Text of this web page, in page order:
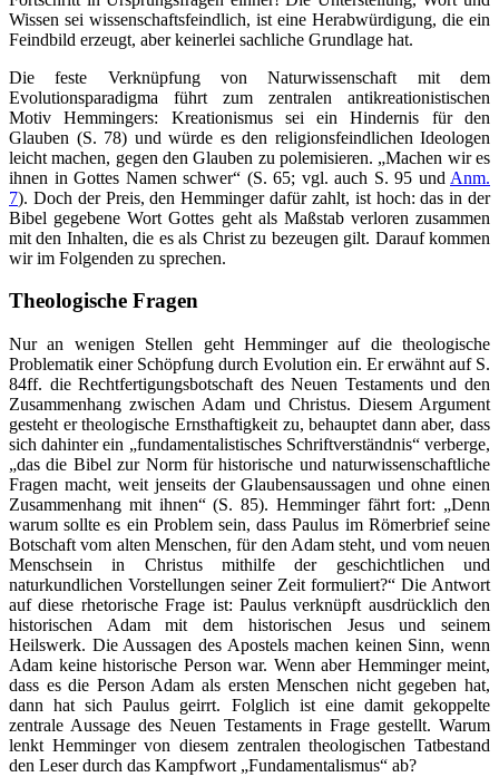
Wissen sei wissenschaftsfeindlich, ist eine Herabwürdigung, die ein
Feindbild erzeugt, aber keinerlei sachliche Grundlage hat.
Die feste Verknüpfung von Naturwissenschaft mit dem
Evolutionsparadigma führt zum zentralen antikreationistischen
Motiv Hemmingers: Kreationismus sei ein Hindernis für den
Glauben (S. 78) und würde es den religionsfeindlichen Ideologen
leicht machen, gegen den Glauben zu polemisieren. „Machen wir es
ihnen in Gottes Namen schwer“ (S. 65; vgl. auch S. 95 und Anm.
7). Doch der Preis, den Hemminger dafür zahlt, ist hoch: das in der
Bibel gegebene Wort Gottes geht als Maßstab verloren zusammen
mit den Inhalten, die es als Christ zu bezeugen gilt. Darauf kommen
wir im Folgenden zu sprechen.
Theologische Fragen
Nur an wenigen Stellen geht Hemminger auf die theologische
Problematik einer Schöpfung durch Evolution ein. Er erwähnt auf S.
84ff. die Rechtfertigungsbotschaft des Neuen Testaments und den
Zusammenhang zwischen Adam und Christus. Diesem Argument
gesteht er theologische Ernsthaftigkeit zu, behauptet dann aber, dass
sich dahinter ein „fundamentalistisches Schriftverständnis“ verberge,
„das die Bibel zur Norm für historische und naturwissenschaftliche
Fragen macht, weit jenseits der Glaubensaussagen und ohne einen
Zusammenhang mit ihnen“ (S. 85). Hemminger fährt fort: „Denn
warum sollte es ein Problem sein, dass Paulus im Römerbrief seine
Botschaft vom alten Menschen, für den Adam steht, und vom neuen
Menschsein in Christus mithilfe der geschichtlichen und
naturkundlichen Vorstellungen seiner Zeit formuliert?“ Die Antwort
auf diese rhetorische Frage ist: Paulus verknüpft ausdrücklich den
historischen Adam mit dem historischen Jesus und seinem
Heilswerk. Die Aussagen des Apostels machen keinen Sinn, wenn
Adam keine historische Person war. Wenn aber Hemminger meint,
dass es die Person Adam als ersten Menschen nicht gegeben hat,
dann hat sich Paulus geirrt. Folglich ist eine damit gekoppelte
zentrale Aussage des Neuen Testaments in Frage gestellt. Warum
lenkt Hemminger von diesem zentralen theologischen Tatbestand
den Leser durch das Kampfwort „Fundamentalismus“ ab?